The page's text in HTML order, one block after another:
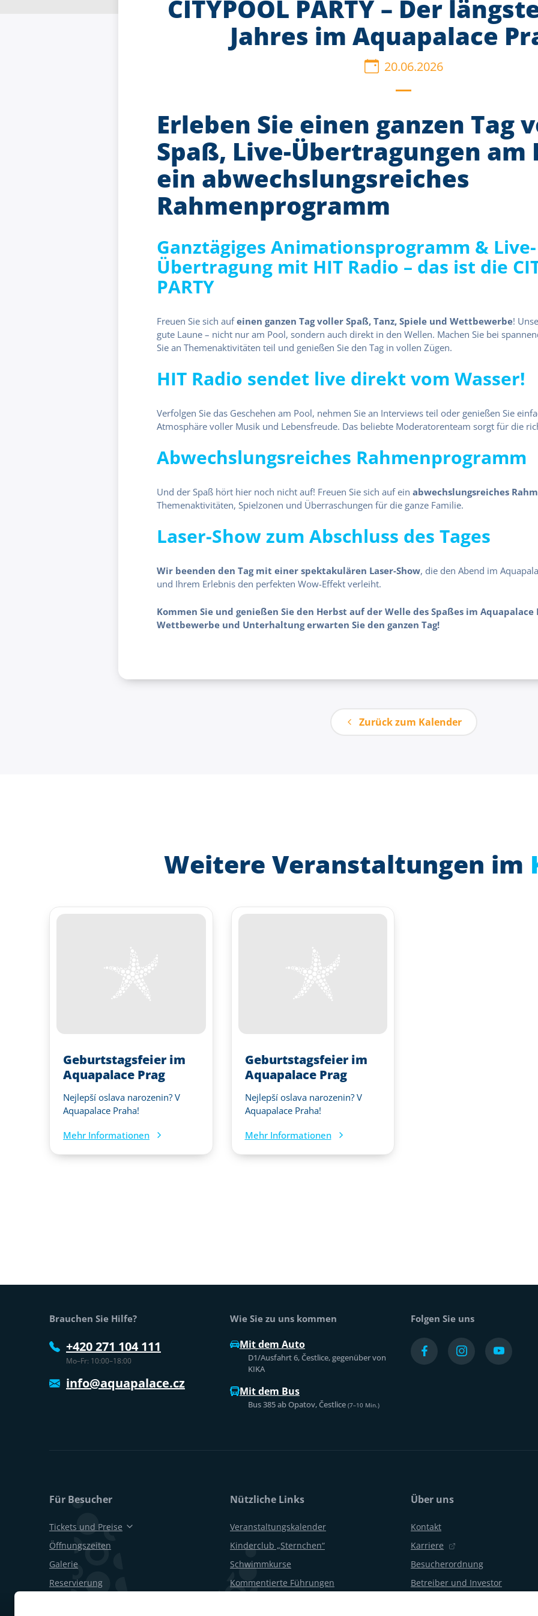
CITYPOOL PARTY – Der
Jahres im Aquapalace
20.06.2026
Erleben Sie einen ganzen Tag
Spaß, Live-Übertragungen am
ein abwechslungsreiches
Rahmenprogramm
Ganztägiges Animationsprogramm & Live-
Übertragung mit HIT Radio – das ist die
PARTY
Freuen Sie sich aufeinen ganzen Tag voller Spaß, Tanz, Spiele und Wettbewerbe!
gute Laune – nicht nur am Pool, sondern auch direkt in den Wellen. Machen Sie bei
Sie an Themenaktivitäten teil und genießen Sie den Tag in vollen Zügen.
HIT Radio sendet live direkt vom Wasser!
Verfolgen Sie das Geschehen am Pool, nehmen Sie an Interviews teil oder genießen Sie
Atmosphäre voller Musik und Lebensfreude. Das beliebte Moderatorenteam sorgt für die
Abwechslungsreiches Rahmenprogramm
Und der Spaß hört hier noch nicht auf! Freuen Sie sich auf ein abwechslungsreiches
Themenaktivitäten, Spielzonen und Überraschungen für die ganze Familie.
Laser-Show zum Abschluss des Tages
Wir beenden den Tag mit einer spektakulären Laser-Show, die den Abend im
und Ihrem Erlebnis den perfekten Wow-Effekt verleiht.
Kommen Sie und genießen Sie den Herbst auf der Welle des Spaßes im Aquapalace
Wettbewerbe und Unterhaltung erwarten Sie den ganzen Tag!
Zurück zum Kalender
Weitere Veranstaltungen im
Geburtstagsfeier im
Aquapalace Prag
Nejlepší oslava narozenin? V
Aquapalace Praha!
Mehr Informationen
Geburtstagsfeier im
Aquapalace Prag
Nejlepší oslava narozenin? V
Aquapalace Praha!
Mehr Informationen
Brauchen Sie Hilfe?
+420 271 104 111
Mo–Fr: 10:00–18:00
info@aquapalace.cz
Wie Sie zu uns kommen
Mit dem Auto
D1/Ausfahrt 6, Čestlice, gegenüber von
KIKA
Mit dem Bus
Bus 385 ab Opatov, Čestlice (7–10 Min.)
Folgen Sie uns
Für Besucher
Tickets und Preise
Öffnungszeiten
Galerie
Reservierung
Nützliche Links
Veranstaltungskalender
Kinderclub „Sternchen“
Schwimmkurse
Kommentierte Führungen
Über uns
Kontakt
Karriere
Besucherordnung
Betreiber und Investor